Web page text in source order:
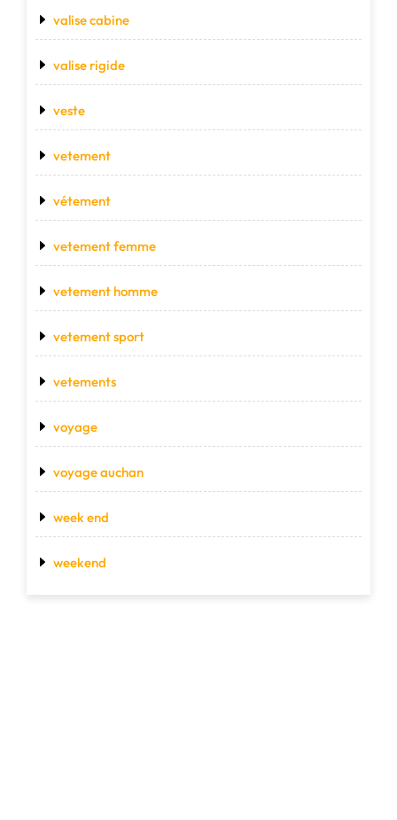
valise cabine
valise rigide
veste
vetement
vétement
vetement femme
vetement homme
vetement sport
vetements
voyage
voyage auchan
week end
weekend